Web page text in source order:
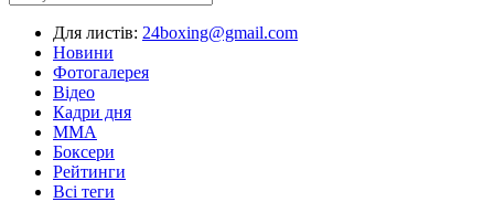
Для листів: 24boxing@gmail.com
Новини
Фотогалерея
Відео
Кадри дня
ММА
Боксери
Рейтинги
Всі теги